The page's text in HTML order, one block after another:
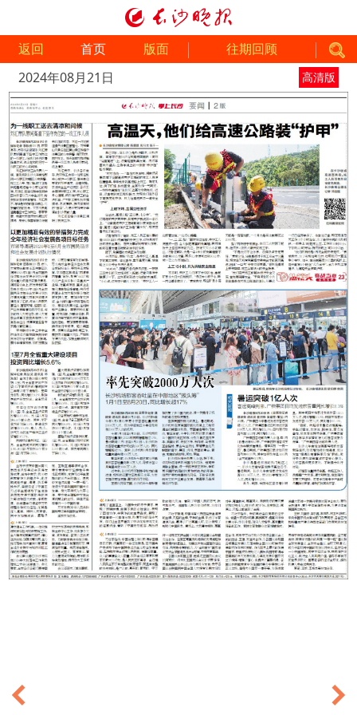
返回 首页 版面
往期回顾
2024年08月21日
高清版